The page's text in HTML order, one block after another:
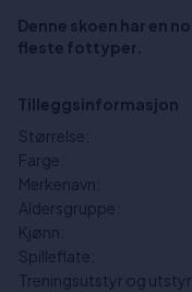
Denne skoen har en
fleste fottyper.
Tilleggsinformasjon
Størrelse:
Farge:
Merkenavn:
Aldersgruppe:
Kjønn:
Spilleflate:
Treningsutstyr og